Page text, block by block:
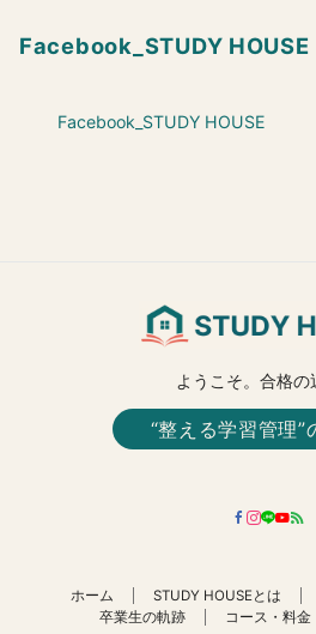
Facebook_STUDY HOUSE
Facebook_STUDY HOUSE
ようこそ。合格の
“整える学習管理”
ホーム STUDY HOUSEとは
卒業生の軌跡
コース・料金